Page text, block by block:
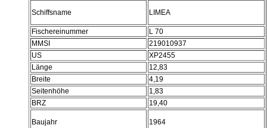
Schiffsname LIMEA
Fischereinummer
L 70
MMSI
219010937
US
XP2455
Länge
12,83
Breite
4,19
Seitenhöhe
1,83
BRZ
19,40
Baujahr 1964